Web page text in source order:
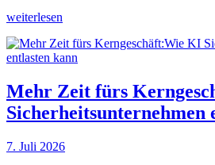
weiterlesen
Mehr Zeit fürs
Sicherheitsunternehmen
7. Juli 2026